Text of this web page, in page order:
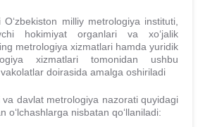
milliy metrologiya instituti,
hokimiyat organlari va xo‘jalik
metrologiya xizmatlari hamda yuridik
xizmatlari tomonidan ushbu
doirasida amalga oshiriladi
davlat metrologiya nazorati quyidagi
o‘lchashlarga nisbatan qo‘llaniladi: